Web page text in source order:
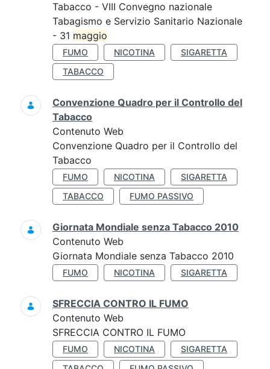
Tabacco - VIII Convegno nazionale
Tabagismo e Servizio Sanitario Nazionale
- 31 maggio
FUMO NICOTINA
SIGARETTA
TABACCO
Convenzione Quadro per il Controllo del
Tabacco
Contenuto Web
Convenzione Quadro per il Controllo del
Tabacco
FUMO NICOTINA
SIGARETTA
TABACCO
FUMO PASSIVO
Giornata Mondiale senza Tabacco 2010
Contenuto Web
Giornata Mondiale senza Tabacco 2010
FUMO NICOTINA SIGARETTA
SFRECCIA CONTRO IL FUMO
Contenuto Web
SFRECCIA CONTRO IL FUMO
FUMO NICOTINA
SIGARETTA